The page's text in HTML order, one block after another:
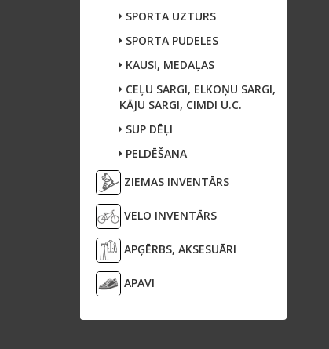
SPORTA UZTURS
SPORTA PUDELES
KAUSI, MEDAĻAS
CEĻU SARGI, ELKOŅU SARGI,
KĀJU SARGI, CIMDI U.C.
SUP DĒĻI
PELDĒŠANA
ZIEMAS INVENTĀRS
VELO INVENTĀRS
APĢĒRBS, AKSESUĀRI
APAVI